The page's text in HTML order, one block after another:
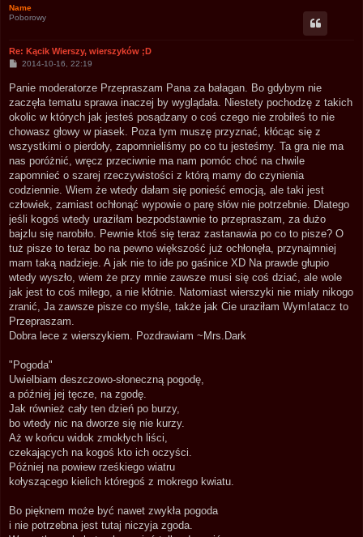
Name
Poborowy
Re: Kącik Wierszy, wierszyków ;D
P
t
2014-10-16, 22:19
Panie moderatorze Przepraszam Pana za bałagan. Bo gdybym nie
zaczęła tematu sprawa inaczej by wyglądała. Niestety pochodzę z takich
okolic w których jak jesteś posądzany o coś czego nie zrobiłeś to nie
chowasz głowy w piasek. Poza tym muszę przyznać, kłócąc się z
wszystkimi o pierdoły, zapomnieliśmy po co tu jesteśmy. Ta gra nie ma
nas poróżnić, wręcz przeciwnie ma nam pomóc choć na chwile
zapomnieć o szarej rzeczywistości z którą mamy do czynienia
codziennie. Wiem że wtedy dałam się ponieść emocją, ale taki jest
człowiek, zamiast ochłonąć wypowie o parę słów nie potrzebnie. Dlatego
jeśli kogoś wtedy uraziłam bezpodstawnie to przepraszam, za dużo
bajzlu się narobiło. Pewnie ktoś się teraz zastanawia po co to pisze? O
tuż pisze to teraz bo na pewno większość już ochłonęła, przynajmniej
mam taką nadzieje. A jak nie to ide po gaśnice XD Na prawde głupio
wtedy wyszło, wiem że przy mnie zawsze musi się coś dziać, ale wole
jak jest to coś miłego, a nie kłótnie. Natomiast wierszyki nie miały nikogo
zranić, Ja zawsze pisze co myśle, także jak Cie uraziłam Wym!atacz to
Przepraszam.
Dobra lece z wierszykiem. Pozdrawiam ~Mrs.Dark
"Pogoda"
Uwiel­biam deszczo­wo-słoneczną pogodę,
a później jej tęcze, na zgodę.
Jak również cały ten dzień po burzy,
bo wte­dy nic na dworze się nie kurzy.
Aż w końcu wi­dok zmokłych liści,
cze­kających na ko­goś kto ich oczyści.
Później na po­wiew rześkiego wiatru
kołyszące­go kielich które­goś z mok­re­go kwiatu.
Bo pięknem może być na­wet zwykła pogoda
i nie pot­rzeb­na jest tu­taj niczy­ja zgoda.